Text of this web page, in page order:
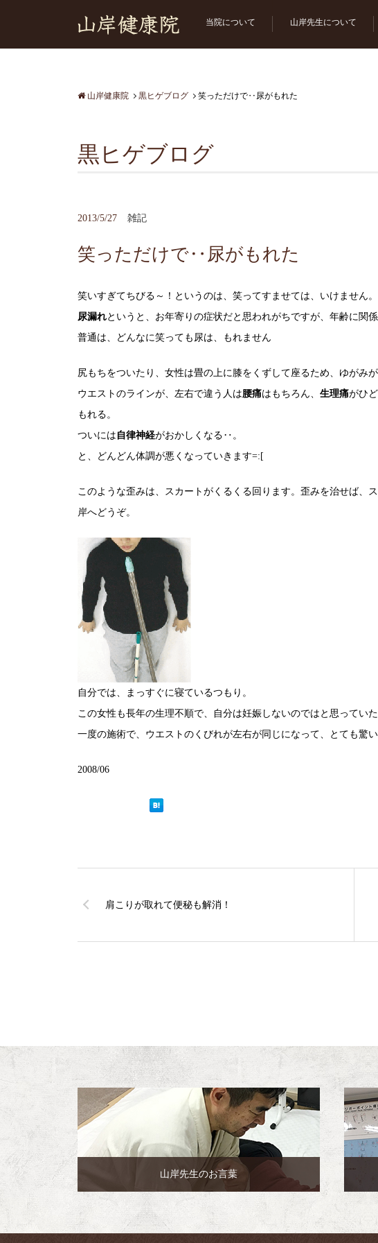
当院について 山岸先生について
山岸健康院 黒ヒゲブログ 笑っただけで‥尿がもれた
黒ヒゲブログ
2013/5/27 雑記
笑っただけで‥尿がもれた
笑いすぎてちびる～！というのは、笑ってすませては、いけません。
尿漏れというと、お年寄りの症状だと思われがちですが、年齢に関係
普通は、どんなに笑っても尿は、もれません
尻もちをついたり、女性は畳の上に膝をくずして座るため、ゆがみが
ウエストのラインが、左右で違う人は腰痛はもちろん、 生理痛がひ
もれる。
ついには 自律神経がおかしくなる‥。
と、どんどん体調が悪くなっていきます=:[
このような歪みは、スカートがくるくる回ります。歪みを治せば、
岸へどうぞ。
自分では、まっすぐに寝ているつもり。
この女性も長年の生理不順で、自分は妊娠しないのではと思っていた
一度の施術で、ウエストのくびれが左右が同じになって、とても驚い
2008/06
肩こりが取れて便秘も解消！
山岸先生のお言葉